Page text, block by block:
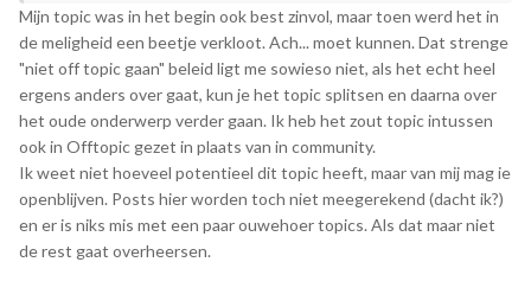
Mijn topic was in het begin ook best zinvol, maar toen werd het in
de meligheid een beetje verkloot. Ach... moet kunnen. Dat strenge
"niet off topic gaan" beleid ligt me sowieso niet, als het echt heel
ergens anders over gaat, kun je het topic splitsen en daarna over
het oude onderwerp verder gaan. Ik heb het zout topic intussen
ook in Offtopic gezet in plaats van in community.
Ik weet niet hoeveel potentieel dit topic heeft, maar van mij mag ie
openblijven. Posts hier worden toch niet meegerekend (dacht ik?)
en er is niks mis met een paar ouwehoer topics. Als dat maar niet
de rest gaat overheersen.